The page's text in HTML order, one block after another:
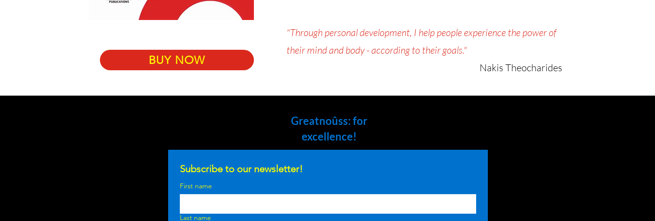
BUY NOW
"Through personal development, I help people experience the power of
their mind and body - according to their goals."
Nakis Theocharides
Greatnoûss: for
excellence!
Subscribe to our newsletter!
First name
Last name